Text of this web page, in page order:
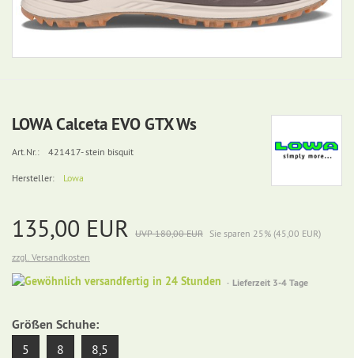
LOWA Calceta EVO GTX Ws
Art.Nr.: 421417- stein bisquit
Hersteller: Lowa
135,00 EUR UVP 180,00 EUR Sie sparen 25% (45,00 EUR)
zzgl. Versandkosten
Gewöhnlich
Lieferzeit 3-4 Tage
Größen Schuhe:
5 8 8,5